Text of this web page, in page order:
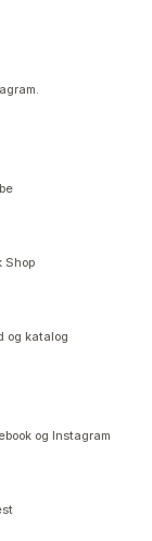
Shop
og katalog
og Instagram